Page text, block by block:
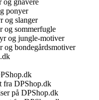
og gnavere
ponyer
og slanger
og sommerfugle
og jungle-motiver
og bondegårdsmotiver
fra DPShop.dk
på DPShop.dk